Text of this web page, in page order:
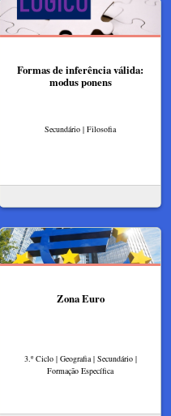
Formas de inferência válida:
modus ponens
Secundário | Filosofia
Zona Euro
3.º Ciclo | Geografia | Secundário |
Formação Específica